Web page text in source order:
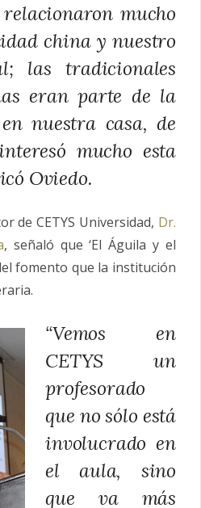
mucho
china y nuestro
las tradicionales
eran parte de la
nuestra casa, de
mucho esta
Oviedo.
de CETYS Universidad, Dr.
, señaló que ‘El Águila y el
fomento que la institución
“Vemos en
CETYS un
profesorado
que no sólo está
involucrado en
el aula, sino
que va más